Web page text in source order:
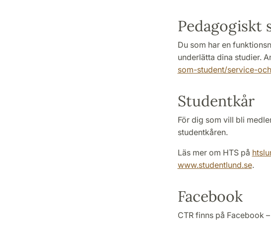
Pedagogiskt
Du som har en
underlätta dina studier.
som-student/service-
Studentkår
För dig som vill bli
studentkåren.
Läs mer om HTS på
www.studentlund.se.
Facebook
CTR finns på Facebook